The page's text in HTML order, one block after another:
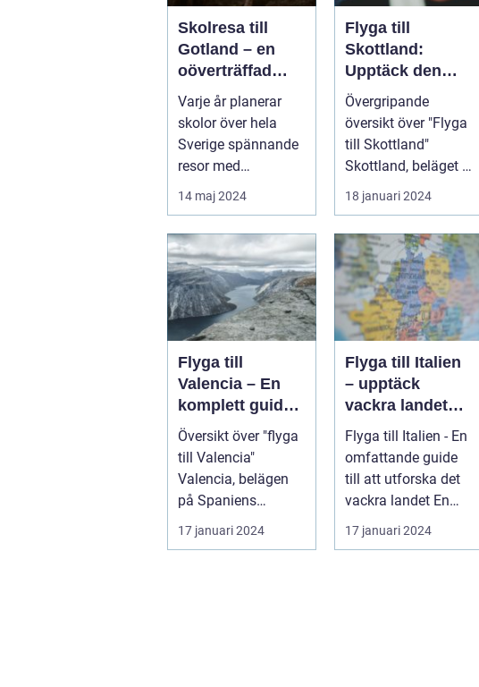
Skolresa till
Gotland – en
oöverträffad
läroplan i
levande historia
Varje år planerar
skolor över hela
Sverige spännande
resor med
pedagogiska inslag,
14 maj 2024
Flyga till
Skottland:
Upptäck den
magnifika
naturen och rika
historien
Övergripande
översikt över "Flyga
till Skottland"
Skottland, beläget i
norra delen av
Storbritannie...
18 januari 2024
Flyga till
Valencia – En
komplett guide
till din resa
Översikt över "flyga
till Valencia"
Valencia, belägen
på Spaniens
östkust, är en
populär destinatio...
17 januari 2024
Flyga till Italien
– upptäck
vackra landet
och dess
mångfald
Flyga till Italien - En
omfattande guide
till att utforska det
vackra landet En
övergripande, grun...
17 januari 2024